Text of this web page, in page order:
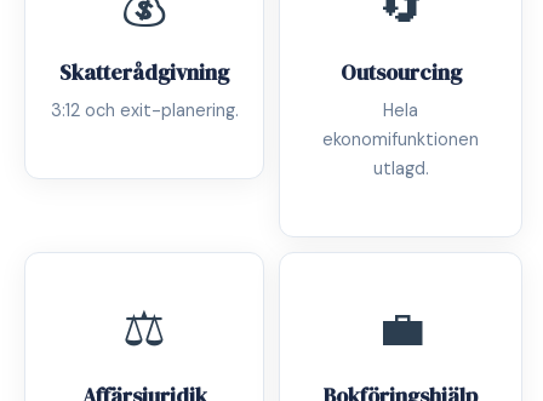
Skatterådgivning
3:12 och exit-planering.
Outsourcing
Hela
ekonomifunktionen
utlagd.
⚖️ 💼